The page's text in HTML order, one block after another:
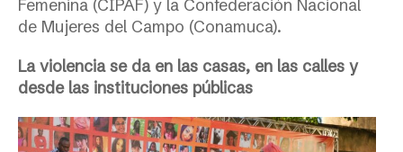
Femenina (CIPAF) y la Confederación Nacional
de Mujeres del Campo (Conamuca).
La violencia se da en las casas, en las calles y
desde las instituciones públicas